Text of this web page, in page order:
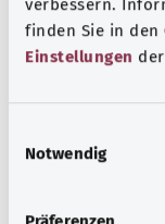
verbessern.
finden Sie in den
Einstellungen der
Notwendig